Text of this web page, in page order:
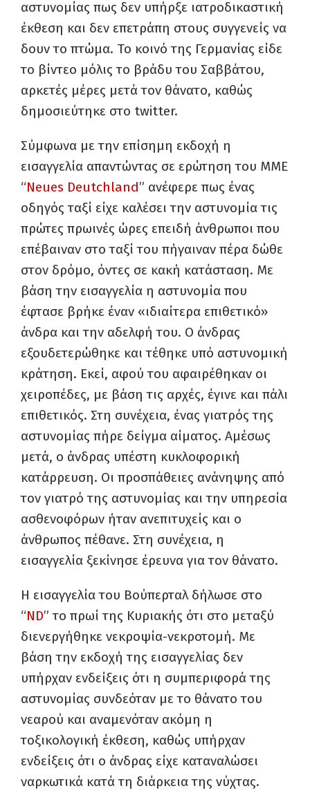
αστυνομίας πως δεν υπήρξε ιατροδικαστική
έκθεση και δεν επετράπη στους συγγενείς να
δουν το πτώμα. Το κοινό της Γερμανίας είδε
το βίντεο μόλις το βράδυ του Σαββάτου,
αρκετές μέρες μετά τον θάνατο, καθώς
δημοσιεύτηκε στο twitter.
Σύμφωνα με την επίσημη εκδοχή η
εισαγγελία απαντώντας σε ερώτηση του ΜΜΕ
“Neues Deutchland” ανέφερε πως ένας
οδηγός ταξί είχε καλέσει την αστυνομία τις
πρώτες πρωινές ώρες επειδή άνθρωποι που
επέβαιναν στο ταξί του πήγαιναν πέρα δώθε
στον δρόμο, όντες σε κακή κατάσταση. Με
βάση την εισαγγελία η αστυνομία που
έφτασε βρήκε έναν «ιδιαίτερα επιθετικό»
άνδρα και την αδελφή του. Ο άνδρας
εξουδετερώθηκε και τέθηκε υπό αστυνομική
κράτηση. Εκεί, αφού του αφαιρέθηκαν οι
χειροπέδες, με βάση τις αρχές, έγινε και πάλι
επιθετικός. Στη συνέχεια, ένας γιατρός της
αστυνομίας πήρε δείγμα αίματος. Αμέσως
μετά, ο άνδρας υπέστη κυκλοφορική
κατάρρευση. Οι προσπάθειες ανάνηψης από
τον γιατρό της αστυνομίας και την υπηρεσία
ασθενοφόρων ήταν ανεπιτυχείς και ο
άνθρωπος πέθανε. Στη συνέχεια, η
εισαγγελία ξεκίνησε έρευνα για τον θάνατο.
Η εισαγγελία του Βούπερταλ δήλωσε στο
“ND” το πρωί της Κυριακής ότι στο μεταξύ
διενεργήθηκε νεκροψία-νεκροτομή. Με
βάση την εκδοχή της εισαγγελίας δεν
υπήρχαν ενδείξεις ότι η συμπεριφορά της
αστυνομίας συνδεόταν με το θάνατο του
νεαρού και αναμενόταν ακόμη η
τοξικολογική έκθεση, καθώς υπήρχαν
ενδείξεις ότι ο άνδρας είχε καταναλώσει
ναρκωτικά κατά τη διάρκεια της νύχτας.